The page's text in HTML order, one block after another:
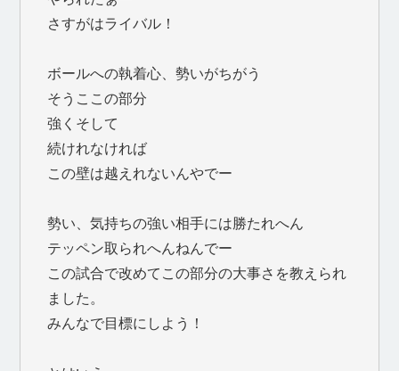
さすがはライバル！
ボールへの執着心、勢いがちがう
そうここの部分
強くそして
続けれなければ
この壁は越えれないんやでー
勢い、気持ちの強い相手には勝たれへん
テッペン取られへんねんでー
この試合で改めてこの部分の大事さを教えられ
ました。
みんなで目標にしよう！